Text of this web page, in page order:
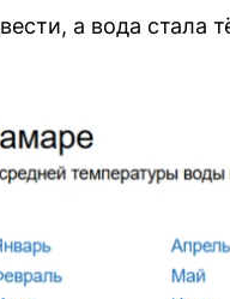
а вода стала